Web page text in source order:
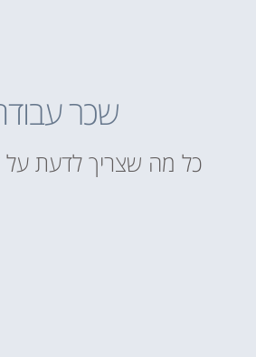
שכר
כל מה שצריך לדעת על